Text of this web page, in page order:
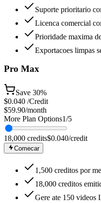
Suporte prioritario
Licenca comercial
Prioridade maxima
Exportacoes limpas
Pro Max
Save 30%
$0.040 /Credit
$59.90/month
More Plan Options1/5
18,000 credits$0.040/credit
Comecar
1,500 creditos por
18,000 creditos
Gere ate 150 videos